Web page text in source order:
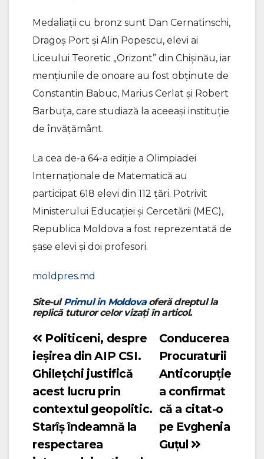
Medaliații cu bronz sunt Dan Cernatinschi,
Dragoș Port și Alin Popescu, elevi ai
Liceului Teoretic „Orizont” din Chișinău, iar
mențiunile de onoare au fost obținute de
Constantin Babuc, Marius Cerlat și Robert
Barbuța, care studiază la aceeași instituție
de învățământ.
La cea de-a 64-a ediție a Olimpiadei
Internaționale de Matematică au
participat 618 elevi din 112 țări. Potrivit
Ministerului Educației și Cercetării (MEC),
Republica Moldova a fost reprezentată de
șase elevi și doi profesori.
moldpres.md
Site-ulPrimul in Moldovaoferă dreptul la
replică tuturor celor vizați în articol.
Navigare
în
articole
Conducerea
Procuraturii
Anticorupție
a confirmat
că a citat-o
pe Evghenia
Guțul
Politiceni, despre
ieșirea din AIP CSI.
Ghilețchi justifică
acest lucru prin
contextul geopolitic.
Starîș îndeamnă la
respectarea